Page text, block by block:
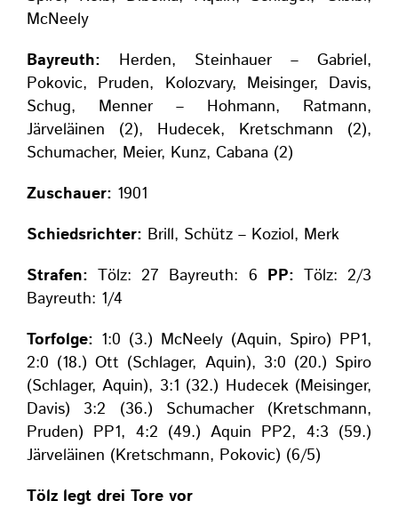
McNeely
Bayreuth: Herden, Steinhauer – Gabriel,
Pokovic, Pruden, Kolozvary, Meisinger, Davis,
Schug, Menner – Hohmann, Ratmann,
Järveläinen (2), Hudecek, Kretschmann (2),
Schumacher, Meier, Kunz, Cabana (2)
Zuschauer: 1901
Schiedsrichter: Brill, Schütz – Koziol, Merk
Strafen: Tölz: 27 Bayreuth: 6 PP: Tölz: 2/3
Bayreuth: 1/4
Torfolge: 1:0 (3.) McNeely (Aquin, Spiro) PP1,
2:0 (18.) Ott (Schlager, Aquin), 3:0 (20.) Spiro
(Schlager, Aquin), 3:1 (32.) Hudecek (Meisinger,
Davis) 3:2 (36.) Schumacher (Kretschmann,
Pruden) PP1, 4:2 (49.) Aquin PP2, 4:3 (59.)
Järveläinen (Kretschmann, Pokovic) (6/5)
Tölz legt drei Tore vor